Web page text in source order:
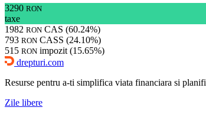
3290 RON
taxe
1982 RON CAS (60.24%)
793 RON CASS (24.10%)
515 RON impozit (15.65%)
drepturi.com
Resurse pentru a-ti simplifica viata financiara si
Zile libere